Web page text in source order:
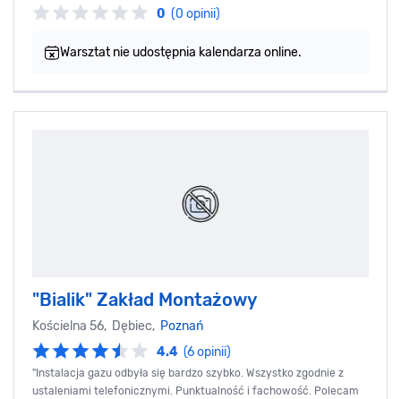
0 (0 opinii)
Warsztat nie udostępnia kalendarza online.
"Bialik" Zakład Montażowy
Kościelna 56, Dębiec, Poznań
4.4 (6 opinii)
"Instalacja gazu odbyła się bardzo szybko. Wszystko zgodnie z
ustaleniami telefonicznymi. Punktualność i fachowość. Polecam